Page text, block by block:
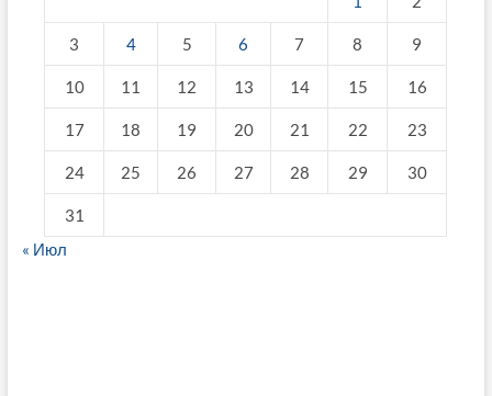
3 4 5 6 7 8 9
10 11 12 13 14 15 16
17 18 19 20 21 22 23
24 25 26 27 28 29 30
31
« Июл